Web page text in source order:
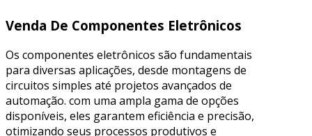
Venda De Componentes Eletrônicos
Os componentes eletrônicos são fundamentais
para diversas aplicações, desde montagens de
circuitos simples até projetos avançados de
automação. com uma ampla gama de opções
disponíveis, eles garantem eficiência e precisão,
otimizando seus processos produtivos e